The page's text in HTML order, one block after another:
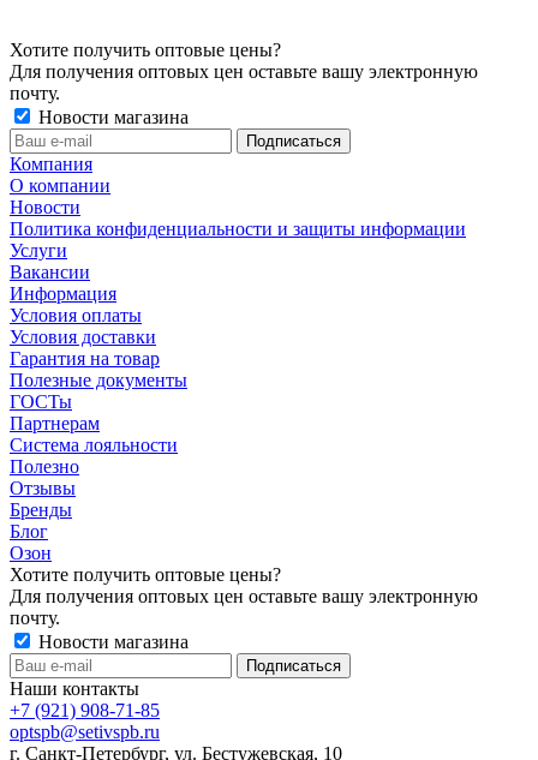
Хотите получить оптовые цены?
Для получения оптовых цен оставьте вашу электронную
почту.
Новости магазина
Компания
О компании
Новости
Политика конфиденциальности и защиты информации
Услуги
Вакансии
Информация
Условия оплаты
Условия доставки
Гарантия на товар
Полезные документы
ГОСТы
Партнерам
Система лояльности
Полезно
Отзывы
Бренды
Блог
Озон
Хотите получить оптовые цены?
Для получения оптовых цен оставьте вашу электронную
почту.
Новости магазина
Наши контакты
+7 (921) 908-71-85
optspb@setivspb.ru
г. Санкт-Петербург, ул. Бестужевская, 10